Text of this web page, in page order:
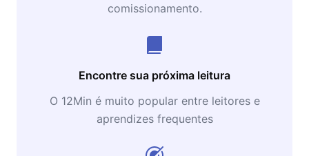
comissionamento.
Encontre sua próxima leitura
O 12Min é muito popular entre leitores e
aprendizes frequentes